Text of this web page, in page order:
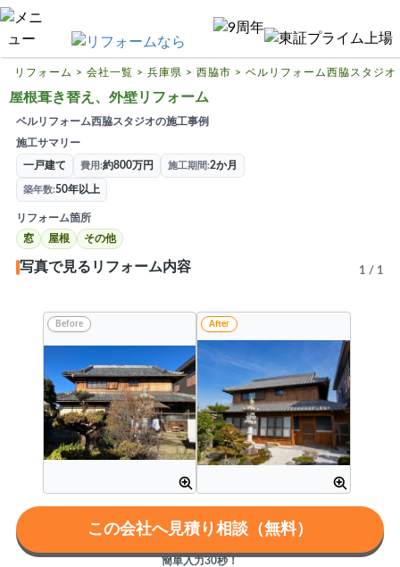
ハピすむリフォームとは
リフォームの基礎知識
リフォーム費用相場
リフォーム補助金
リフォーム会社一覧
リフォーム > 会社一覧 > 兵庫県 > 西脇市 > ベルリフォーム西脇スタジオ
屋根葺き替え、外壁リフォーム
ベルリフォーム西脇スタジオの施工事例
施工サマリー
一戸建て 費用 約800万円 施工期間 2か月
築年数 50年以上
リフォーム箇所
窓
屋根 その他
写真で見るリフォーム内容 1 / 1
Before After
この会社へ見積り相談（無料）
簡単入力30秒！